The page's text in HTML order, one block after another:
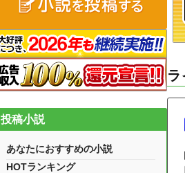
投稿小説
あなたにおすすめの小説
HOTランキング